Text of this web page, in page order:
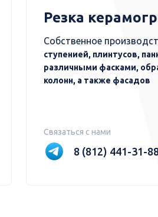
Резка
Собственное
ступенией, плинтусов,
различными фасками,
колонн, а также фасадов
Связаться с нами
8 (812) 441-31-